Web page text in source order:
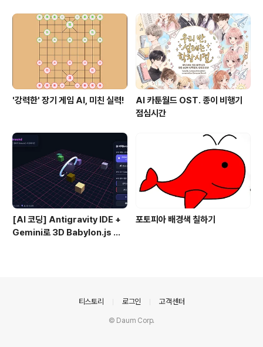
'강력한' 장기 게임 AI, 미친 실력!
AI 카툰월드 OST. 종이 비행기
점심시간
[AI 코딩] Antigravity IDE +
Gemini로 3D Babylon.js 개
포토피아 배경색 칠하기
티스토리 로그인 고객센터
© Daum Corp.